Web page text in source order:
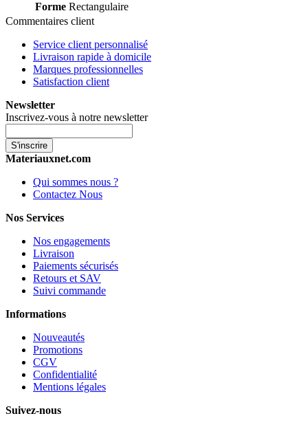
Forme Rectangulaire
Commentaires client
Service client personnalisé
Livraison rapide à domicile
Marques professionnelles
Satisfaction client
Newsletter
Inscrivez-vous à notre newsletter
S'inscrire
Materiauxnet.com
Qui sommes nous ?
Contactez Nous
Nos Services
Nos engagements
Livraison
Paiements sécurisés
Retours et SAV
Suivi commande
Informations
Nouveautés
Promotions
CGV
Confidentialité
Mentions légales
Suivez-nous